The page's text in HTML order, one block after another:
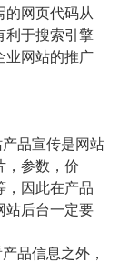
的网页代码从
利于搜索引擎
业网站的推广
品宣传是网站
，参数，价
，因此在产品
站后台一定要
品信息之外，